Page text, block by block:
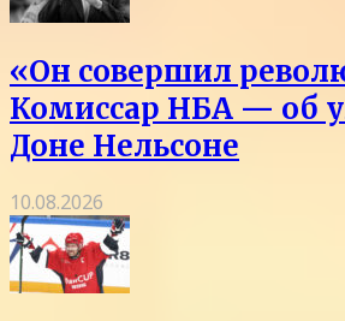
«Он совершил
Комиссар НБА — об
Доне Нельсоне
10.08.2026